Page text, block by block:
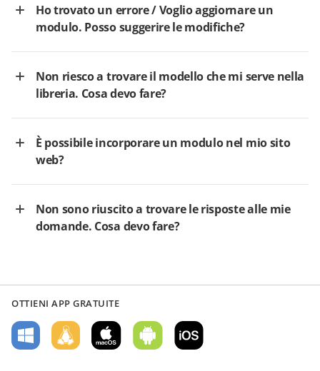
Ho trovato un errore / Voglio aggiornare un
modulo. Posso suggerire le modifiche?
Non riesco a trovare il modello che mi serve nella
libreria. Cosa devo fare?
È possibile incorporare un modulo nel mio sito
web?
Non sono riuscito a trovare le risposte alle mie
domande. Cosa devo fare?
OTTIENI APP GRATUITE